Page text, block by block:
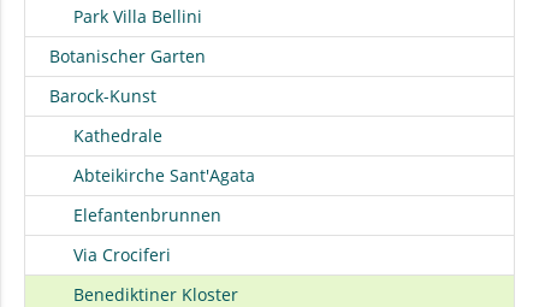
Park Villa Bellini
Botanischer Garten
Barock-Kunst
Kathedrale
Abteikirche Sant'Agata
Elefantenbrunnen
Via Crociferi
Benediktiner Kloster